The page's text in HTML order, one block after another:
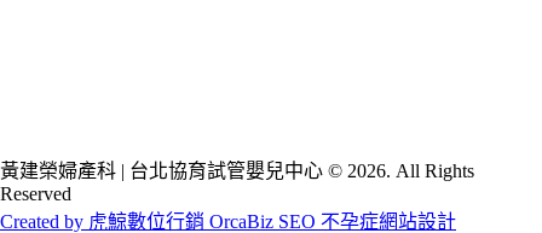
黃建榮婦產科 | 台北協育試管嬰兒中心 © 2026. All Rights
Reserved
Created by 虎鯨數位行銷 OrcaBiz SEO 不孕症網站設計